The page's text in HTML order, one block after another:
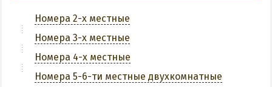
ПИТАНИЕ
РАЗВЛЕЧЕНИЯ
Аквапарк
ЗАБРОНИРОВАТЬ
Номера 2-х местные
Номера 3-х местные
Номера 4-х местные
Номера 5-6-ти местные двухкомнатные